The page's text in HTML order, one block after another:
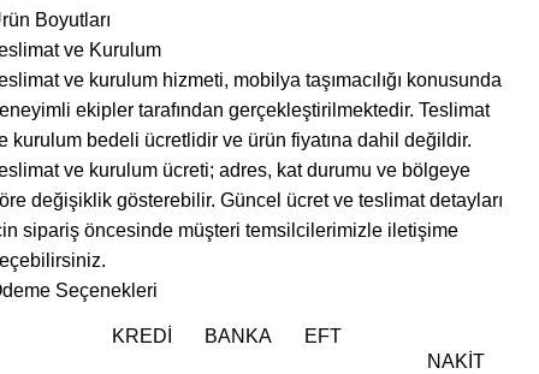
Boyutları
ve Kurulum
ve kurulum hizmeti, mobilya taşımacılığı konusunda
ekipler tarafından gerçekleştirilmektedir. Teslimat
kurulum bedeli ücretlidir ve ürün fiyatına dahil değildir.
ve kurulum ücreti; adres, kat durumu ve bölgeye
değişiklik gösterebilir. Güncel ücret ve teslimat detayları
sipariş öncesinde müşteri temsilcilerimizle iletişime
Seçenekleri
KREDI BANKA EFT
NAKIT